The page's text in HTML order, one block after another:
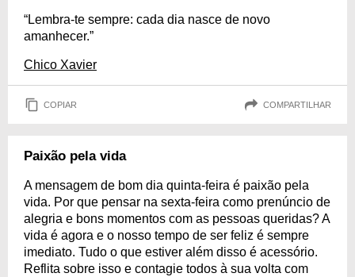
“Lembra-te sempre: cada dia nasce de novo
amanhecer.”
Chico Xavier
COPIAR COMPARTILHAR
Paixão pela vida
A mensagem de bom dia quinta-feira é paixão pela
vida. Por que pensar na sexta-feira como prenúncio de
alegria e bons momentos com as pessoas queridas? A
vida é agora e o nosso tempo de ser feliz é sempre
imediato. Tudo o que estiver além disso é acessório.
Reflita sobre isso e contagie todos à sua volta com